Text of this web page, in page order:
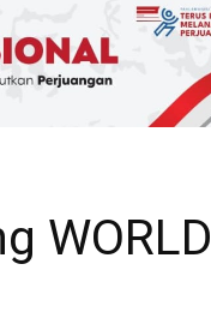
WORLD